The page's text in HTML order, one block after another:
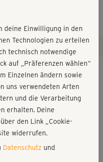
Matte, etwas zu
deine Einwilligung in den
Technologien zu erteilen
technisch notwendige
auf „Präferenzen wählen“
Einzelnen ändern sowie
uns verwendeten Arten
und die Verarbeitung
erhalten. Deine
den Link „Cookie-
widerrufen.
Datenschutz und